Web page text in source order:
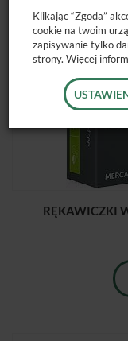
POLECANE
RĘKAWICZKI
Klikając “Zgoda”
cookie na twoim
zapisywanie tylko
strony. Więcej